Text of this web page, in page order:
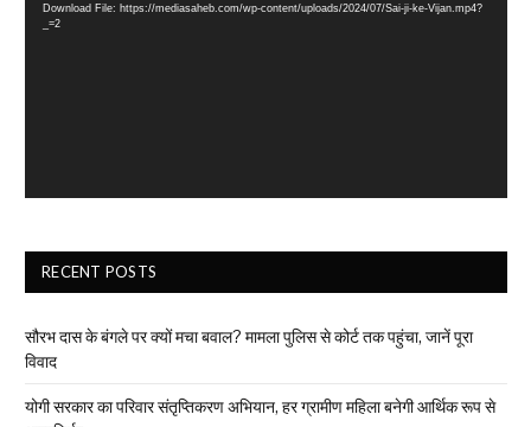
Download File: https://mediasaheb.com/wp-content/uploads/2024/07/Sai-ji-ke-Vijan.mp4?
_=2
RECENT POSTS
सौरभ दास के बंगले पर क्यों मचा बवाल? मामला पुलिस से कोर्ट तक पहुंचा, जानें पूरा
विवाद
योगी सरकार का परिवार संतृप्तिकरण अभियान, हर ग्रामीण महिला बनेगी आर्थिक रूप से